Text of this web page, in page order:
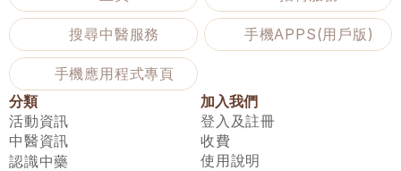
搜尋中醫服務 手機APPS(用戶版)
手機應用程式專頁
分類
活動資訊
中醫資訊
認識中藥
加入我們
登入及註冊
收費
使用說明